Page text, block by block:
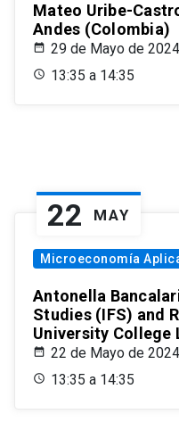
Mateo Uribe-
Andes (Colombia)
29 de Mayo de 2024
13:35 a 14:35
22 MAY
Microeconomía
Antonella
Studies (IFS) and
University College
22 de Mayo de 2024
13:35 a 14:35